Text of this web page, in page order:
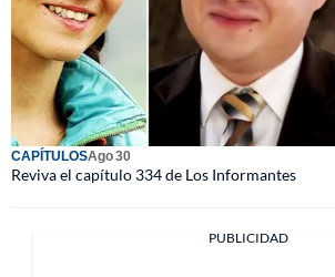
CAPÍTULOSAgo 30
Reviva el capítulo 334 de Los Informantes
PUBLICIDAD